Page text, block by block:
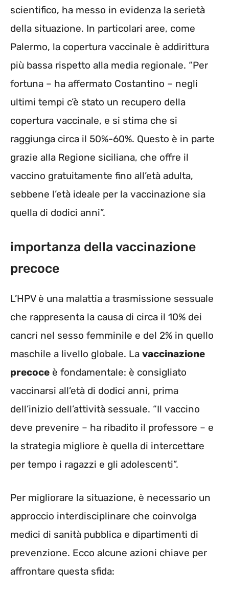
scientifico, ha messo in evidenza la serietà
della situazione. In particolari aree, come
Palermo, la copertura vaccinale è addirittura
più bassa rispetto alla media regionale. “Per
fortuna – ha affermato Costantino – negli
ultimi tempi c’è stato un recupero della
copertura vaccinale, e si stima che si
raggiunga circa il 50%-60%. Questo è in parte
grazie alla Regione siciliana, che offre il
vaccino gratuitamente fino all’età adulta,
sebbene l’età ideale per la vaccinazione sia
quella di dodici anni”.
importanza della vaccinazione
precoce
L’HPV è una malattia a trasmissione sessuale
che rappresenta la causa di circa il 10% dei
cancri nel sesso femminile e del 2% in quello
maschile a livello globale. La vaccinazione
precoce è fondamentale: è consigliato
vaccinarsi all’età di dodici anni, prima
dell’inizio dell’attività sessuale. “Il vaccino
deve prevenire – ha ribadito il professore – e
la strategia migliore è quella di intercettare
per tempo i ragazzi e gli adolescenti”.
Per migliorare la situazione, è necessario un
approccio interdisciplinare che coinvolga
medici di sanità pubblica e dipartimenti di
prevenzione. Ecco alcune azioni chiave per
affrontare questa sfida: